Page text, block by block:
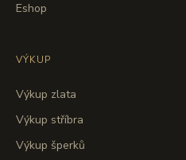
Eshop
VÝKUP
Výkup zlata
Výkup stříbra
Výkup šperků